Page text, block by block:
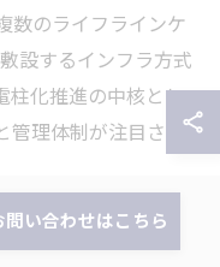
数のライフラインケ
設するインフラ方式
柱化推進の中核とし
管理体制が注目され
事コストの抑制や
、初期投資は道路幅
問い合わせはこちら